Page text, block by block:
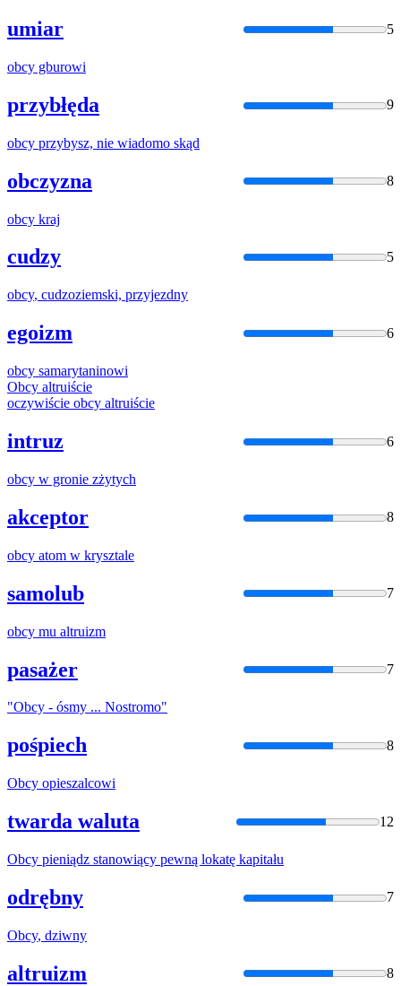
umiar 5
obcy gburowi
przybłęda 9
obcy przybysz, nie wiadomo skąd
obczyzna 8
obcy kraj
cudzy 5
obcy, cudzoziemski, przyjezdny
egoizm 6
obcy samarytaninowi
Obcy altruiście
oczywiście obcy altruiście
intruz 6
obcy w gronie zżytych
akceptor 8
obcy atom w krysztale
samolub 7
obcy mu altruizm
pasażer 7
"Obcy - ósmy ... Nostromo"
pośpiech 8
Obcy opieszalcowi
twarda waluta 12
Obcy pieniądz stanowiący pewną lokatę kapitału
odrębny 7
Obcy, dziwny
altruizm 8